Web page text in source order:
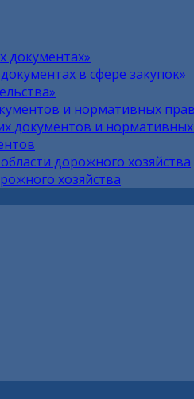
документах»
в сфере закупок»
и нормативных
документов и
дорожного хозяйства
хозяйства